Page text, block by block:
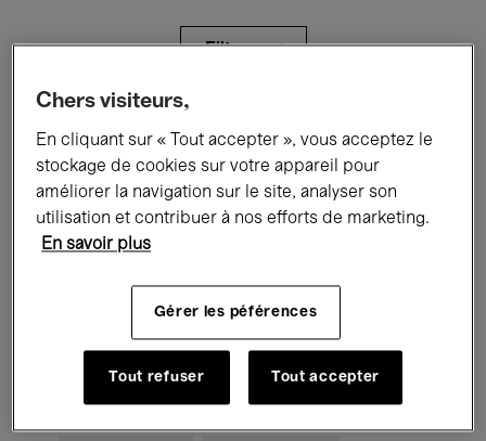
Filtres
Expositions Films Performances
Rencontres & Débats Jazz
Musique électronique
Pour tous Kids’ Palace
Chers visiteurs,
En cliquant sur « Tout accepter », vous acceptez le
stockage de cookies sur votre appareil pour
améliorer la navigation sur le site, analyser son
utilisation et contribuer à nos efforts de marketing.
En savoir plus
Gérer les péférences
Tout refuser Tout accepter